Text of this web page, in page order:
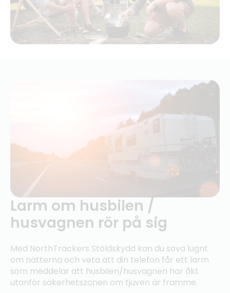
Larm om husbilen /
husvagnen rör på sig
Med NorthTrackers Stöldskydd kan du sova lugnt
om nätterna och veta att din telefon får ett larm
som meddelar att husbilen/husvagnen har åkt
utanför säkerhetszonen om tjuven är framme.